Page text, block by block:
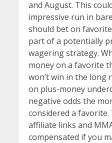
and August. This
impressive run in
should bet on
part of a potentially
wagering strategy.
money on a favorite
won’t win in the long
on plus-money
negative odds the
considered a
affiliate links and
compensated if you